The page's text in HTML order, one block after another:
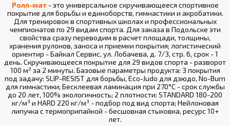
Ролл-мат- это универсальное скручивающееся спортивное
покрытие для борьбы и единоборств, гимнастики и акробатики.
Для тренировок в спортивных школах и профессиональных
чемпионатов по 29 видам спорта. Для заказа в Подольске эти
свойства сразу переводим в расчет площади, толщины,
хранения рулонов, заноса и приемки покрытия; логистический
ориентир - Байкал Сервис, ул. Лобачева, д. 7/3, стр. 6, срок - 1
день. Скручивающееся покрытие для 29 видов спорта - разворот
100 м² за 2 минуты. Базовые параметры продукта: 3 покрытия
под задачу: SLIP-RESIST для борьбы, Eco-Judo для дзюдо, No-Burn
для гимнастики; Бесклеевая ламинация при 270°С - срок службы
до 20 лет, 100% экологичность; 2 плотности: STANDARD 180-200
кг/м³ и HARD 220 кг/м³ - подбор под вид спорта; Нейлоновая
липучка с термоприпайкой - бесшовная стыковка, ресурс 10+
лет.